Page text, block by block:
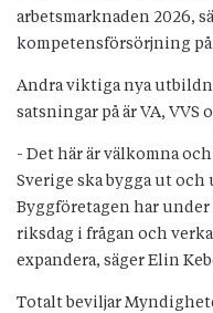
arbetsmarknaden 2026,
kompetensförsörjning
Andra viktiga nya
satsningar på är VA, VVS
- Det här är välkomna
Sverige ska bygga ut
Byggföretagen har
riksdag i frågan och
expandera, säger Elin
Totalt beviljar